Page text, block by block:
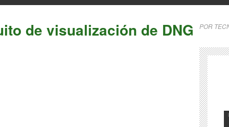
de visualización de DNG
POR